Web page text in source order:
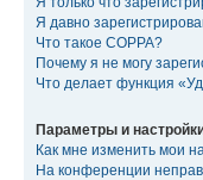
Я давно
Что такое COPPA?
Почему я не могу
Что делает функция
Параметры и
Как мне изменить мои
На конференции